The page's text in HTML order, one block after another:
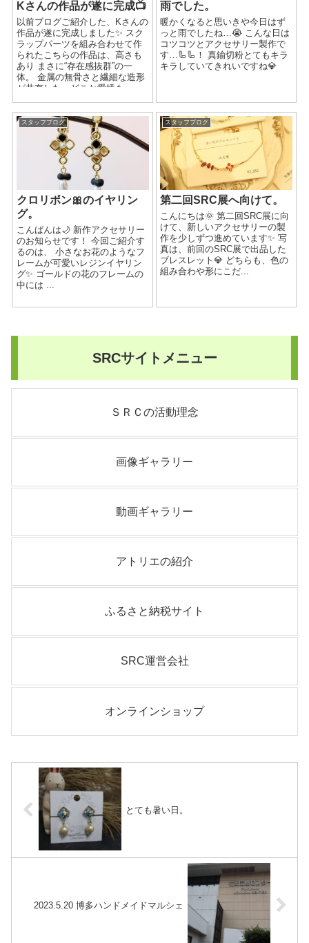
Kさんの作品が遂に完成📺
以前ブログご紹介した、Kさんの
作品が遂に完成しました✨ スク
ラップパーツを組み合わせて作
られたこちらの作品は、高さも
あり まさに“存在感抜群”の一
体。 金属の無骨さと繊細な造形
が共存した、どこか愛嬌も...
雨でした。
暖かくなると思いきや今日はず
っと雨でしたね…😭 こんな日は
コツコツとアクセサリー製作で
す…🦾🦾！ 真鍮切粉とてもキラ
キラしていてきれいですね💎
スタッフブログ
クロリボン🎀のイヤリン
グ。
こんばんは🌙 新作アクセサリー
のお知らせです！ 今回ご紹介す
るのは、 小さなお花のようなフ
レームが可愛いレジンイヤリン
グ✨ ゴールドの花のフレームの
中には ...
スタッフブログ
第二回SRC展へ向けて。
こんにちは🌞 第二回SRC展に向
けて、新しいアクセサリーの製
作を少しずつ進めています✨ 写
真は、前回のSRC展で出品した
ブレスレット💎 どちらも、色の
組み合わや形にこだ...
SRCサイトメニュー
ＳＲＣの活動理念
画像ギャラリー
動画ギャラリー
アトリエの紹介
ふるさと納税サイト
SRC運営会社
オンラインショップ
とても暑い日。
2023.5.20 博多ハンドメイドマルシェ